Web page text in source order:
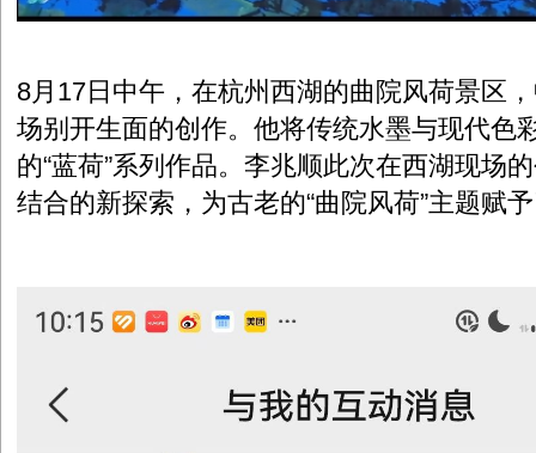
8月17日中午，在杭州西湖的曲院风荷景区
场别开生面的创作。他将传统水墨与现代色
的“蓝荷”系列作品。李兆顺此次在西湖现场
结合的新探索，为古老的“曲院风荷”主题赋